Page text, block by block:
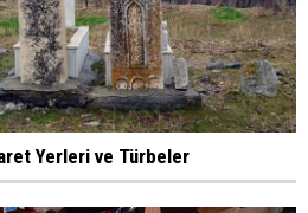
Yerleri ve Türbeler